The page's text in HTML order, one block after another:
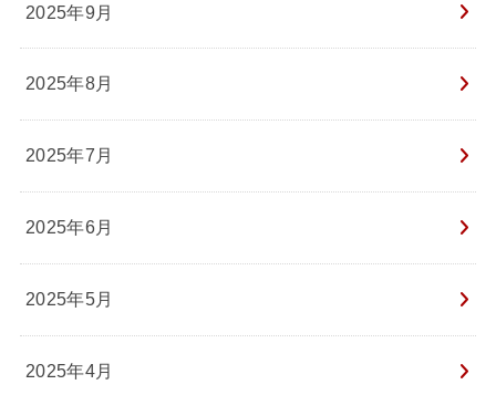
2025年9月
2025年8月
2025年7月
2025年6月
2025年5月
2025年4月